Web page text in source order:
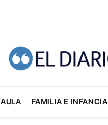
AULA FAMILIA E INFANCIA